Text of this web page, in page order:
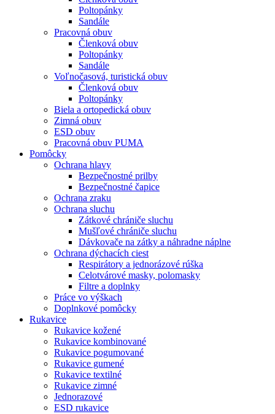
Poltopánky
Sandále
Pracovná obuv
Členková obuv
Poltopánky
Sandále
Voľnočasová, turistická obuv
Členková obuv
Poltopánky
Biela a ortopedická obuv
Zimná obuv
ESD obuv
Pracovná obuv PUMA
Pomôcky
Ochrana hlavy
Bezpečnostné prilby
Bezpečnostné čapice
Ochrana zraku
Ochrana sluchu
Zátkové chrániče sluchu
Mušľové chrániče sluchu
Dávkovače na zátky a náhradne náplne
Ochrana dýchacích ciest
Respirátory a jednorázové rúška
Celotvárové masky, polomasky
Filtre a doplnky
Práce vo výškach
Doplnkové pomôcky
Rukavice
Rukavice kožené
Rukavice kombinované
Rukavice pogumované
Rukavice gumené
Rukavice textilné
Rukavice zimné
Jednorazové
ESD rukavice